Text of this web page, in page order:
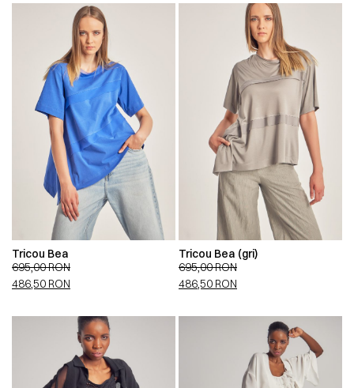
Tricou Bea
695,00RON
486,50 RON
Tricou Bea (gri)
695,00RON
486,50 RON